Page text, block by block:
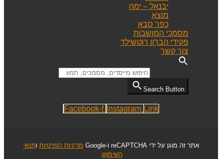
יבנאל – ימה
מוצא
כפר סבא
מסמכי המושבות
פקידי הברון רוטשילד
צור קשר
Search Button
Facebook-f Instagram Link
אתר זה מוגן על ידי reCAPTCHA ו-Google מדיניות הפרטיות ותנאי
השימוש.